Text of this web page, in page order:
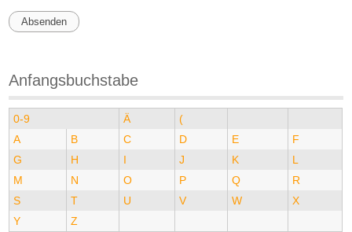
Anfangsbuchstabe
0-9 Ä
(
A
B C D E
F
G
H I J K
L
M
N O P Q
R
S
T U V W
X
Y
Z